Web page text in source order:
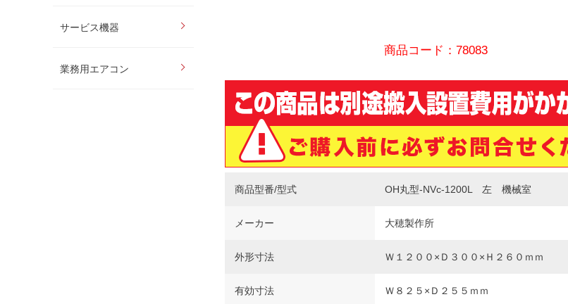
サービス機器
業務用エアコン
商品コード：78083
商品型番/型式 OH丸型-NVc-1200L 左 機械室
メーカー 大穂製作所
外形寸法 Ｗ１２００×Ｄ３００×Ｈ２６０ｍｍ
有効寸法 Ｗ８２５×Ｄ２５５ｍｍ